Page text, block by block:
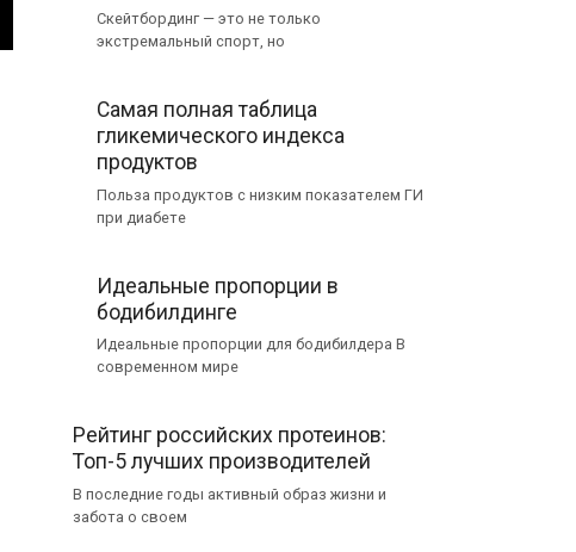
Скейтбординг — это не только
экстремальный спорт, но
Самая полная таблица
гликемического индекса
продуктов
Польза продуктов с низким показателем ГИ
при диабете
Идеальные пропорции в
бодибилдинге
Идеальные пропорции для бодибилдера В
современном мире
Рейтинг российских протеинов:
Топ-5 лучших производителей
В последние годы активный образ жизни и
забота о своем